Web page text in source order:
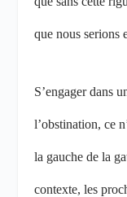
que nous serions
S’engager dans
l’obstination, ce
la gauche de la
contexte, les